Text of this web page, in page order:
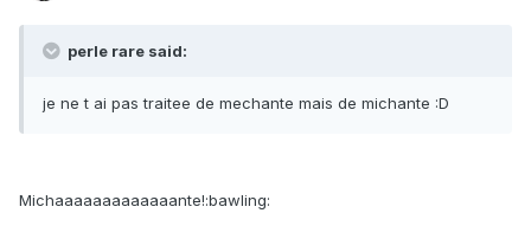
perle rare said:
je ne t ai pas traitee de mechante mais de michante :D
Michaaaaaaaaaaaaante!:bawling: